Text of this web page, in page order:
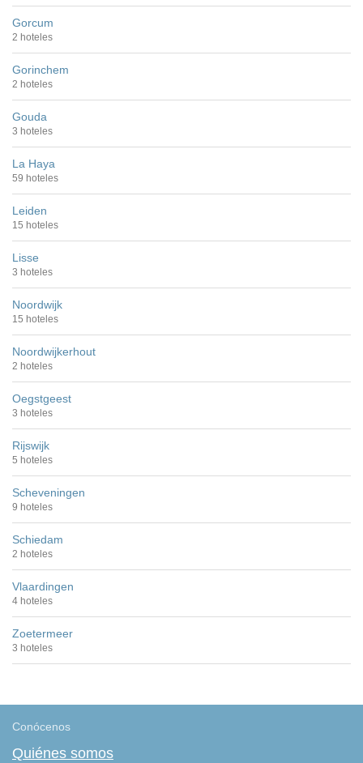
Gorcum
2 hoteles
Gorinchem
2 hoteles
Gouda
3 hoteles
La Haya
59 hoteles
Leiden
15 hoteles
Lisse
3 hoteles
Noordwijk
15 hoteles
Noordwijkerhout
2 hoteles
Oegstgeest
3 hoteles
Rijswijk
5 hoteles
Scheveningen
9 hoteles
Schiedam
2 hoteles
Vlaardingen
4 hoteles
Zoetermeer
3 hoteles
Conócenos
Quiénes somos